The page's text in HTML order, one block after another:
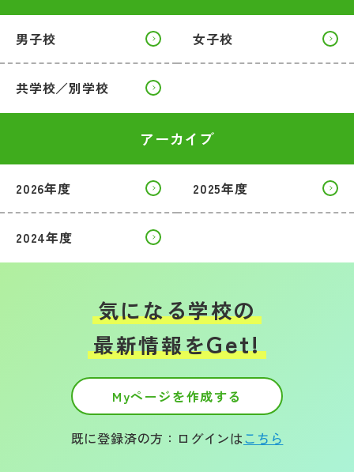
男子校 女子校
共学校／別学校
アーカイブ
2026年度 2025年度
2024年度
気になる学校の
最新情報をGet!
Myページを作成する
既に登録済の方：ログインはこちら